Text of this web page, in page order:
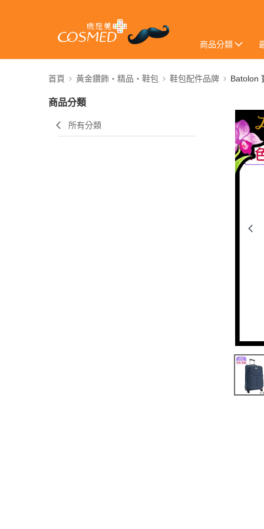
商品分類
首頁 黃金鑽飾・精品・鞋包 鞋包配件品牌 Batolon
商品分類
所有分類